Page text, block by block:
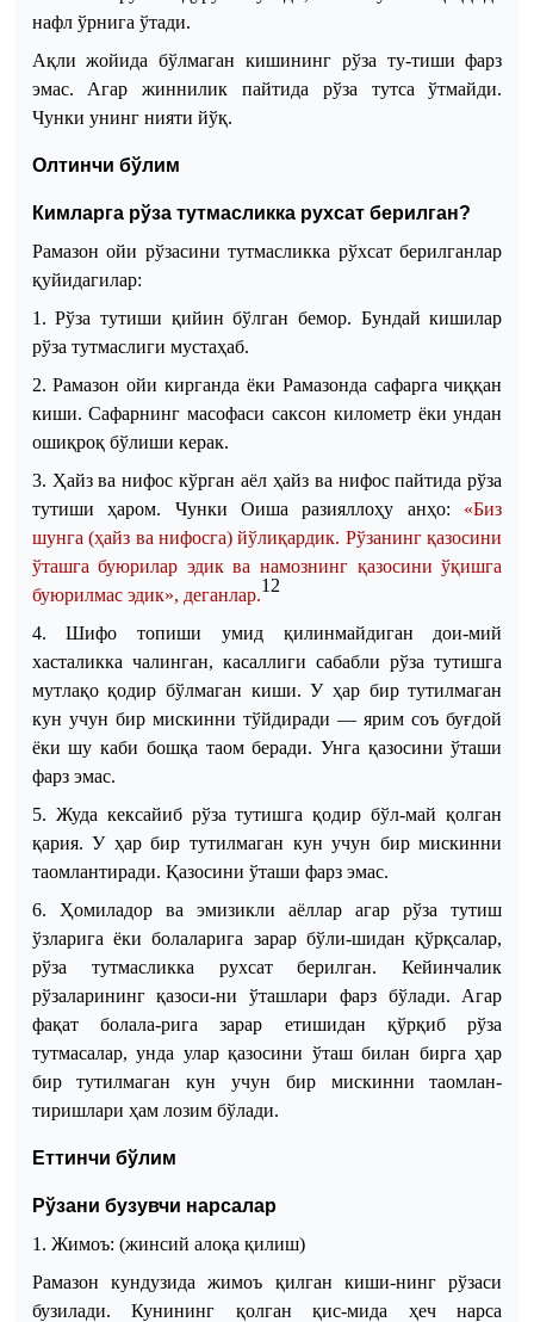
нафл ўрнига ўтади.
Ақли жойида бўлмаган кишининг рўза ту-тиши фарз
эмас. Агар жиннилик пайтида рўза тутса ўтмайди.
Чунки унинг нияти йўқ.
Олтинчи бўлим
Кимларга рўза тутмасликка рухсат берилган?
Рамазон ойи рўзасини тутмасликка рўхсат берилганлар
қуйидагилар:
1. Рўза тутиши қийин бўлган бемор. Бундай кишилар
рўза тутмаслиги мустаҳаб.
2. Рамазон ойи кирганда ёки Рамазонда сафарга чиққан
киши. Сафарнинг масофаси саксон километр ёки ундан
ошиқроқ бўлиши керак.
3. Ҳайз ва нифос кўрган аёл ҳайз ва нифос пайтида рўза
тутиши ҳаром. Чунки Оиша разияллоҳу анҳо:
«Биз
шунга (ҳайз ва нифосга) йўлиқардик. Рўзанинг қазосини
ўташга буюрилар эдик ва намознинг қазосини ўқишга
буюрилмас эдик», деганлар.12
4. Шифо топиши умид қилинмайдиган дои-мий
хасталикка чалинган, касаллиги сабабли рўза тутишга
мутлақо қодир бўлмаган киши. У ҳар бир тутилмаган
кун учун бир мискинни тўйдиради — ярим соъ буғдой
ёки шу каби бошқа таом беради. Унга қазосини ўташи
фарз эмас.
5. Жуда кексайиб рўза тутишга қодир бўл-май қолган
қария. У ҳар бир тутилмаган кун учун бир мискинни
таомлантиради. Қазосини ўташи фарз эмас.
6. Ҳомиладор ва эмизикли аёллар агар рўза тутиш
ўзларига ёки болаларига зарар бўли-шидан қўрқсалар,
рўза тутмасликка рухсат берилган. Кейинчалик
рўзаларининг қазоси-ни ўташлари фарзбўлади. Агар
фақат болала-рига зарар етишидан қўрқиб рўза
тутмасалар, унда улар қазосини ўташ билан бирга ҳар
бир тутилмаган кун учун бир мискинни таомлан-
тиришлари ҳам лозим бўлади.
Еттинчи бўлим
Рўзани бузувчи нарсалар
1. Жимоъ: (жинсий алоқа қилиш)
Рамазон кундузида жимоъ қилган киши-нинг рўзаси
бузилади. Кунининг қолган қис-мида ҳеч нарса